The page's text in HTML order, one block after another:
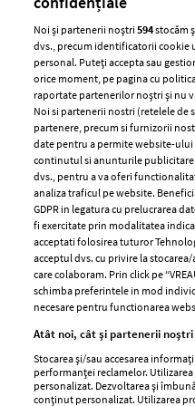
ELLE Style Awards
2024
Despre ELLE
Romania
Contact
Abonamente
GSP
Unica
Noi și partenerii noștri594stocăm
dvs., precum identificatorii cookie
personal. Puteți accepta sau
orice moment, pe pagina cu
raportate partenerilor noștri și nu
Noi si partenerii nostri (retelele de
partenere, precum si furnizorii
date pentru a permite website-
continutul si anunturile
dvs., pentru a va oferi
analiza traficul pe website.
GDPR in legatura cu prelucrarea
fi exercitate prin modalitatea
acceptati folosirea tuturor
acceptul dvs. cu privire la
care colaboram. Prin click pe
schimba preferintele in mod
necesare pentru functionarea
Atât noi, cât și partenerii
Stocarea și/sau accesarea
performanței reclamelor.
personalizat. Dezvoltarea și
conținut personalizat. Utilizarea